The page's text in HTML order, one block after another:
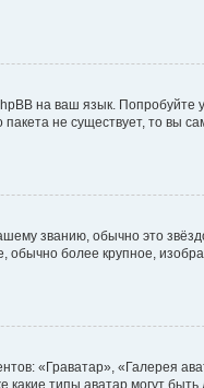
на ваш язык. Попробуйте
не существует, то вы
званию, обычно это
более крупное,
«Граватар», «Галерея
какие типы аватар могут